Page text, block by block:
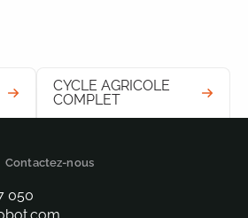
CYCLE AGRICOLE
COMPLET
Contactez-nous
050